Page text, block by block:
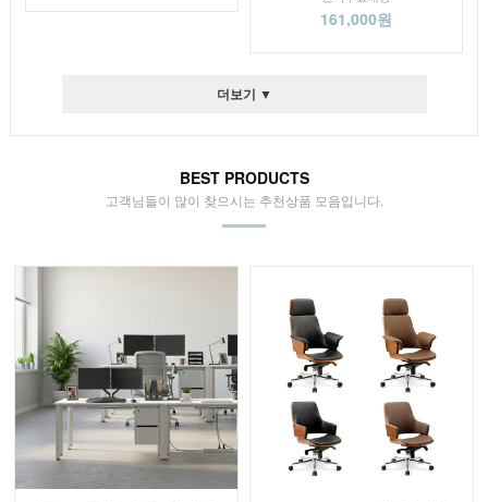
161,000원
더보기 ▼
BEST PRODUCTS
고객님들이 많이 찾으시는 추천상품 모음입니다.